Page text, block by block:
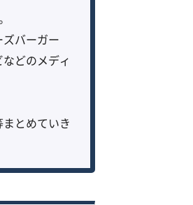
バーガー
どのメディ
とめていき